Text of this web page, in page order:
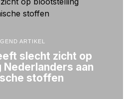
ARTIKEL
slecht zicht op
aan
stoffen